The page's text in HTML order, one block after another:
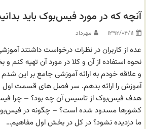
آنچه که در مورد فیس‌بوک باید
۱۳۹۲/۰۴/۱۱ مهرداد
عده از کاربران در نظرات درخواست داشتند
نحوه استفاده از آن و کلا در مورد آن تهیه کنم
و علاقه خودم به ارائه آموزشی جامع بر این
آموزش را ارائه بدهم. سر فصل های قسمت
هدف فیس‌بوک از تاسیس آن چه بود؟ – چرا
کشورها مسدود شده است؟ – چگونه در
ما دزدیده نشود؟ در کل در بخش اول مفاهیم…